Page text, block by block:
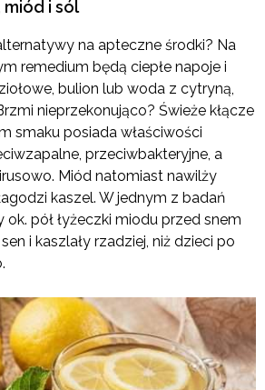
miód i sól
na apteczne środki? Na
remedium będą ciepłe napoje i
bulion lub woda z cytryną,
nieprzekonująco? Świeże kłącze
smaku posiada właściwości
przeciwbakteryjne, a
Miód natomiast nawilży
kaszel. W jednym z badań
ok. pół łyżeczki miodu przed snem
i kaszlały rzadziej, niż dzieci po